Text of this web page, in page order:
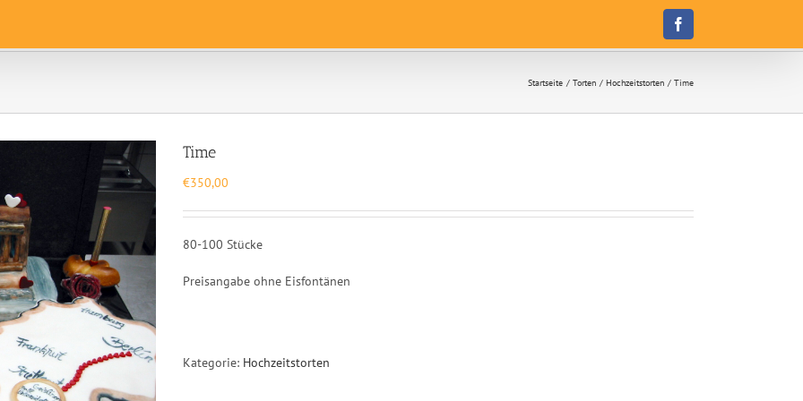
Facebook
Startseite Torten Hochzeitstorten Time
Time
€350,00
80-100 Stücke
Preisangabe ohne Eisfontänen
Kategorie: Hochzeitstorten